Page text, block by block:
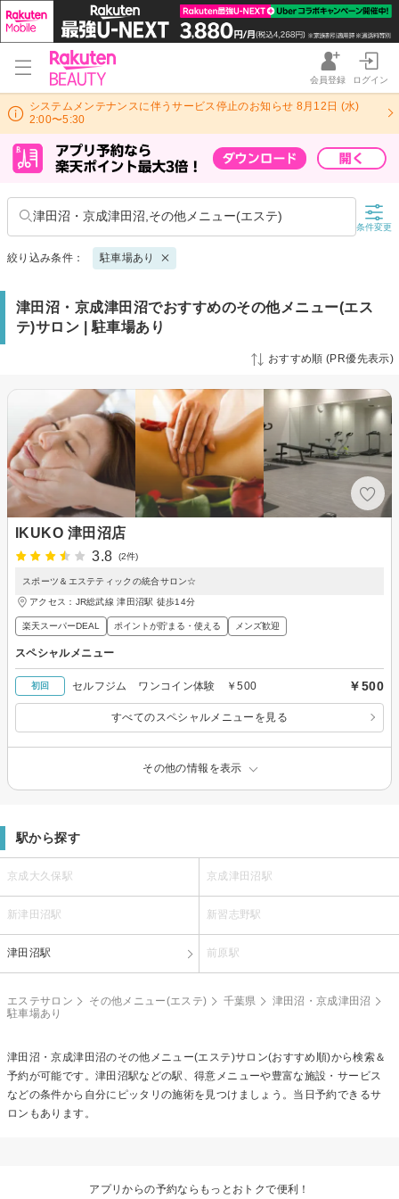
会員登録 ログイン
システムメンテナンスに伴うサービス停止のお知らせ 8月12日 (水)
2:00〜5:30
津田沼・京成津田沼,その他メニュー(エステ)
条件変更
絞り込み条件： 駐車場あり
津田沼・京成津田沼でおすすめのその他メニュー(エス
テ)サロン | 駐車場あり
おすすめ順 (PR優先表示)
IKUKO 津田沼店
3.8
(2件)
スポーツ＆エステティックの統合サロン☆
アクセス：JR総武線 津田沼駅 徒歩14分
楽天スーパーDEAL ポイントが貯まる・使える メンズ歓迎
スペシャルメニュー
初回 セルフジム ワンコイン体験 ￥500 ￥500
すべてのスペシャルメニューを見る
その他の情報を表示
駅から探す
京成大久保駅 京成津田沼駅
新津田沼駅 新習志野駅
津田沼駅 前原駅
エステサロン その他メニュー(エステ) 千葉県
津田沼・京成津田沼
駐車場あり
津田沼・京成津田沼のその他メニュー(エステ)サロン(おすすめ順)から検索＆
予約が可能です。津田沼駅などの駅、得意メニューや豊富な施設・サービス
などの条件から自分にピッタリの施術を見つけましょう。当日予約できるサ
ロンもあります。
アプリからの予約ならもっとおトクで便利！